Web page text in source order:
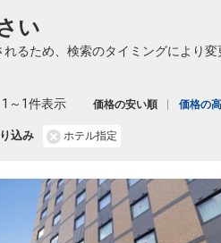
い
るため、検索のタイミングにより
込み ホテル指定
1～1件表示 価格の安い順 価格の